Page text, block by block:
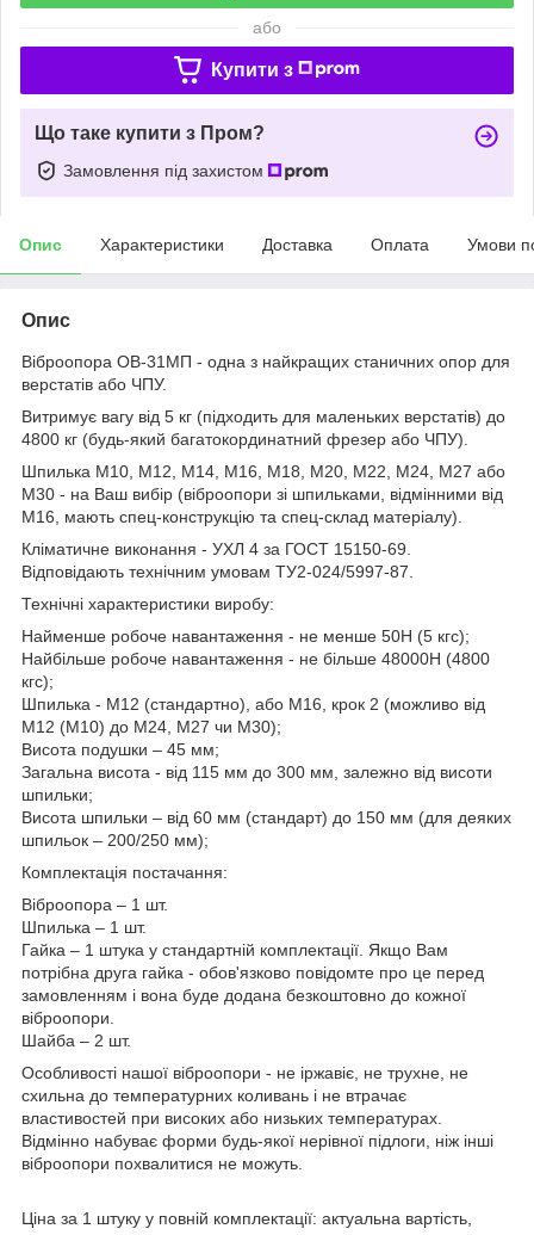
або
Купити з
Що таке купити з Пром?
Замовлення під захистом
Опис Характеристики Доставка Оплата Умови
Опис
Віброопора ОВ-31МП - одна з найкращих станичних опор для
верстатів або ЧПУ.
Витримує вагу від 5 кг (підходить для маленьких верстатів) до
4800 кг (будь-який багатокординатний фрезер або ЧПУ).
Шпилька М10, М12, М14, М16, М18, М20, М22, М24, М27 або
М30 - на Ваш вибір (віброопори зі шпильками, відмінними від
М16, мають спец-конструкцію та спец-склад матеріалу).
Кліматичне виконання - УХЛ 4 за ГОСТ 15150-69.
Відповідають технічним умовам ТУ2-024/5997-87.
Технічні характеристики виробу:
Найменше робоче навантаження - не менше 50Н (5 кгс);
Найбільше робоче навантаження - не більше 48000Н (4800
кгс);
Шпилька - М12 (стандартно), або М16, крок 2 (можливо від
М12 (М10) до М24, М27 чи М30);
Висота подушки – 45 мм;
Загальна висота - від 115 мм до 300 мм, залежно від висоти
шпильки;
Висота шпильки – від 60 мм (стандарт) до 150 мм (для деяких
шпильок – 200/250 мм);
Комплектація постачання:
Віброопора – 1 шт.
Шпилька – 1 шт.
Гайка – 1 штука у стандартній комплектації. Якщо Вам
потрібна друга гайка - обов'язково повідомте про це перед
замовленням і вона буде додана безкоштовно до кожної
віброопори.
Шайба – 2 шт.
Особливості нашої віброопори - не іржавіє, не трухне, не
схильна до температурних коливань і не втрачає
властивостей при високих або низьких температурах.
Відмінно набуває форми будь-якої нерівної підлоги, ніж інші
віброопори похвалитися не можуть.
Ціна за 1 штуку у повній комплектації: актуальна вартість,